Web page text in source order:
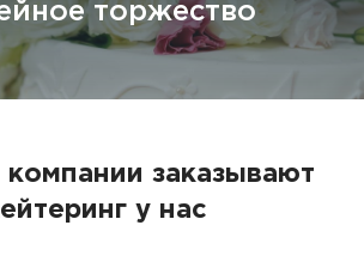
торжество
компании заказывают
у нас